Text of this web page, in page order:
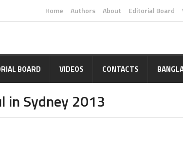
Home Authors About Editorial Board
BOARD VIDEOS CONTACTS
in Sydney 2013